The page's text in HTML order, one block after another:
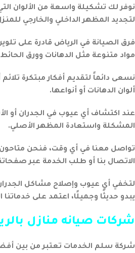
نوفر لك تشكيلة واسعة من الألوان
لتجديد المظهر الداخلي والخارجي
فرق الصيانة في الرياض قادرة على
مواد متنوعة مثل الدهانات وورق
نسعى دائماً لتقديم أفكار مبتكرة
ألوان الدهانات أو أنواعها.
عند اكتشاف أي عيوب في الجدران أو
المشكلة واستعادة المظهر الأصلي.
تواصل معنا في أي وقت، فنحن
الاتصال بنا أو طلب الخدمة عبر
لتخفي أي عيوب وإصلاح مشاكل
يبدو حديثًا وجميلًا، اعتمد على خدماتنا
شركات صيانه منازل
شركة سلم الخدمات تعتبر من بين